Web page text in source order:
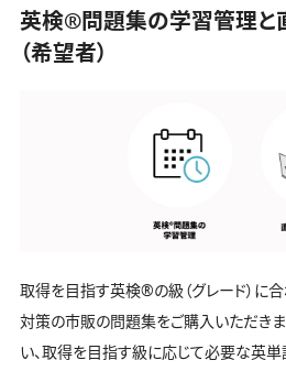
英検®️問題集の学習管理と
（希望者）
取得を目指す英検®️の級（グレード）に
対策の市販の問題集をご購入いただき
い、取得を目指す級に応じて必要な英単